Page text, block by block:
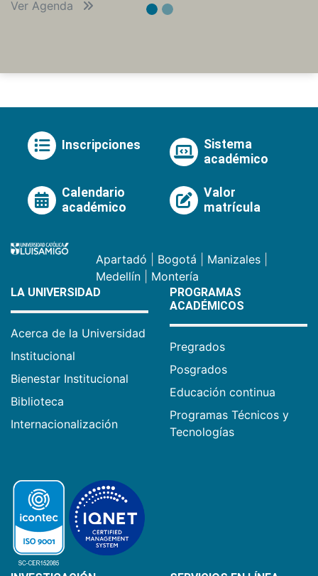
Ver Agenda
Inscripciones
Sistema
académico
Calendario
académico
Valor
matrícula
Apartadó Bogotá Manizales
Medellín
Montería
LA UNIVERSIDAD
Acerca de la Universidad
Institucional
Bienestar Institucional
Biblioteca
Internacionalización
PROGRAMAS
ACADÉMICOS
Pregrados
Posgrados
Educación continua
Programas Técnicos y
Tecnologías